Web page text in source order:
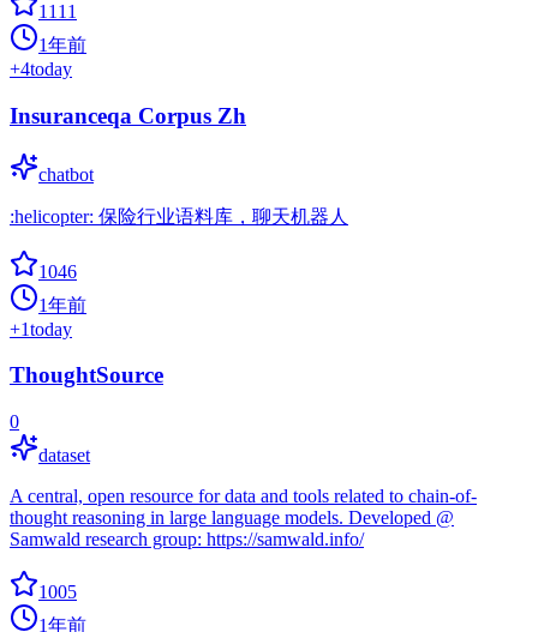
1111
1年前
+4today
Insuranceqa Corpus Zh
chatbot
:helicopter: 保险行业语料库，聊天机器人
1046
1年前
+1today
ThoughtSource
0
dataset
A central, open resource for data and tools related to chain-of-
thought reasoning in large language models. Developed @
Samwald research group: https://samwald.info/
1005
1年前